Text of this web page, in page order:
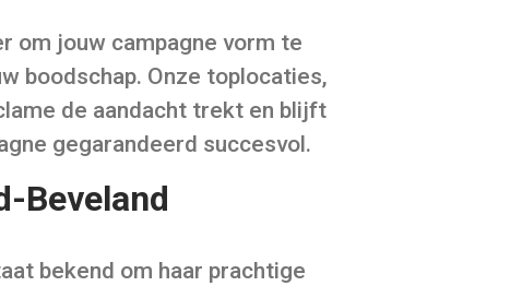
om jouw campagne vorm te
boodschap. Onze toplocaties,
de aandacht trekt en blijft
gegarandeerd succesvol.
Beveland
bekend om haar prachtige